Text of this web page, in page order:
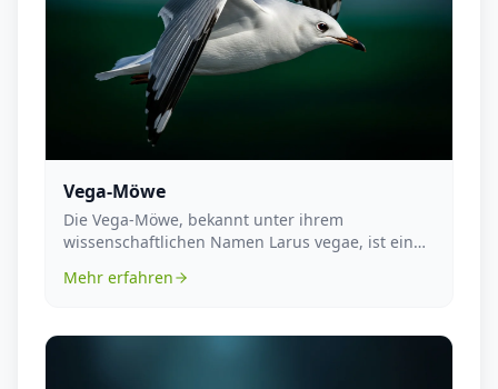
Vega-Möwe
Die Vega-Möwe, bekannt unter ihrem
wissenschaftlichen Namen Larus vegae, ist ein
Mehr erfahren